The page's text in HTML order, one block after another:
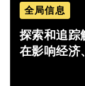
全局信息
探索和追踪
在影响经济